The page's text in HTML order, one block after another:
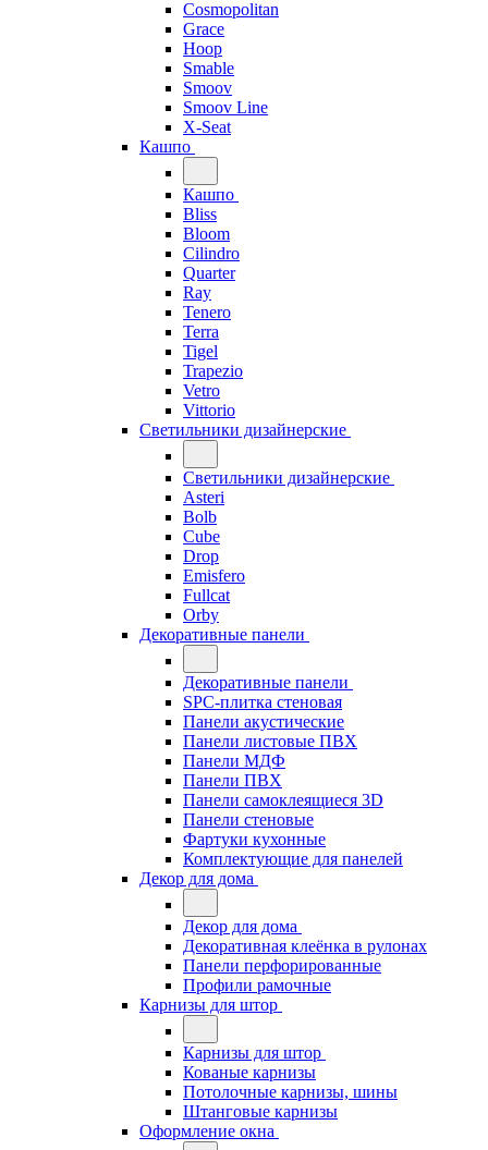
Cosmopolitan
Grace
Hoop
Smable
Smoov
Smoov Line
X-Seat
Кашпо
Кашпо
Bliss
Bloom
Cilindro
Quarter
Ray
Tenero
Terra
Tigel
Trapezio
Vetro
Vittorio
Светильники дизайнерские
Светильники дизайнерские
Asteri
Bolb
Cube
Drop
Emisfero
Fullcat
Orby
Декоративные панели
Декоративные панели
SPC-плитка стеновая
Панели акустические
Панели листовые ПВХ
Панели МДФ
Панели ПВХ
Панели самоклеящиеся 3D
Панели стеновые
Фартуки кухонные
Комплектующие для панелей
Декор для дома
Декор для дома
Декоративная клеёнка в рулонах
Панели перфорированные
Профили рамочные
Карнизы для штор
Карнизы для штор
Кованые карнизы
Потолочные карнизы, шины
Штанговые карнизы
Оформление окна